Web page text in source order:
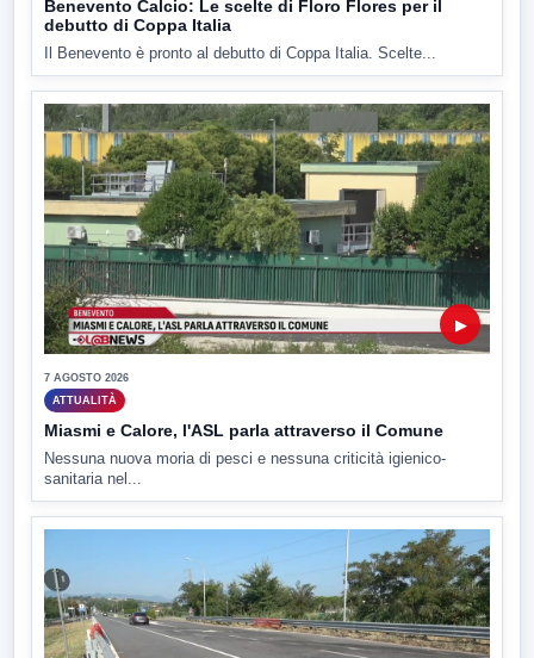
Benevento Calcio: Le scelte di Floro Flores per il
debutto di Coppa Italia
Il Benevento è pronto al debutto di Coppa Italia. Scelte...
▶
7 AGOSTO 2026
ATTUALITÀ
Miasmi e Calore, l'ASL parla attraverso il Comune
Nessuna nuova moria di pesci e nessuna criticità igienico-
sanitaria nel...